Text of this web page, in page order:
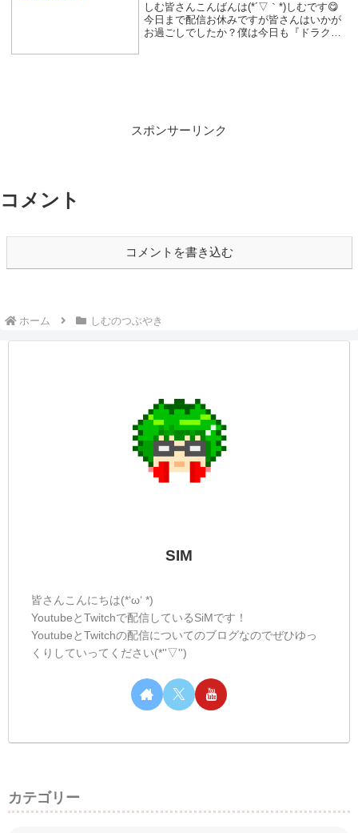
しむ皆さんこんばんは(*´▽｀*)しむです😋
今日まで配信お休みですが皆さんはいかが
お過ごしでしたか？僕は今日も『ドラクエ
スポンサーリンク
コメント
コメントを書き込む
ホーム しむのつぶやき
SIM
皆さんこんにちは(*‘ω‘ *)
YoutubeとTwitchで配信しているSiMです！
YoutubeとTwitchの配信についてのブログなのでぜひゆっ
くりしていってください(*''▽'')
カテゴリー